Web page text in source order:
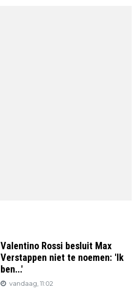
Valentino Rossi besluit Max
Verstappen niet te noemen: 'Ik
ben...'
vandaag, 11:02